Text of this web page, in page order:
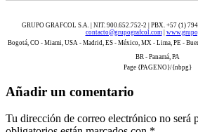
GRUPO GRAFCOL S.A. | NIT. 900.652.752-2 | PBX. +57 (1) 794
contacto@grupografcol.com|
Bogotá, CO - Miami, USA - Madrid, ES - México, MX - Lima, PE -
BR - Panamá, PA
Page {PAGENO}/{nbpg}
Añadir un comentario
Tu dirección de correo electrónico no será